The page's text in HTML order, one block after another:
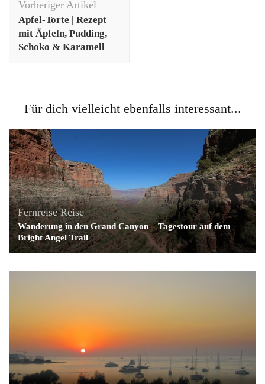
Vorheriger Artikel
Apfel-Torte | Rezept
mit Äpfeln, Pudding,
Schoko & Karamell
Für dich vielleicht ebenfalls interessant...
Fernreise Reise
Wanderung in den Grand Canyon – Tagestour auf dem
Bright Angel Trail